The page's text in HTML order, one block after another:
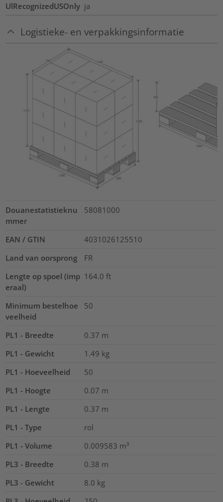
UlRecognizedUSOnly ja
Logistieke- en verpakkingsinformatie
Douanestatistieknu
mmer
58081000
EAN / GTIN
4031026125510
Land van oorsprong
FR
Lengte op spoel (imp
eraal)
164.0 ft
Minimum bestelhoe
veelheid
50
PL1 - Breedte 0.37 m
PL1 - Gewicht
1.49 kg
PL1 - Hoeveelheid
50
PL1 - Hoogte
0.07 m
PL1 - Lengte
0.37 m
PL1 - Type
rol
PL1 - Volume
0.009583 m³
PL3 - Breedte
0.38 m
PL3 - Gewicht
8.0 kg